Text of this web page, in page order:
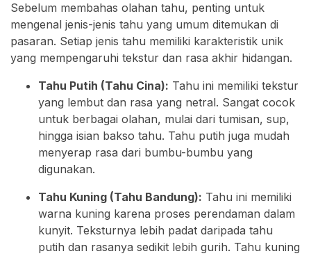
Sebelum membahas olahan tahu, penting untuk
mengenal jenis-jenis tahu yang umum ditemukan di
pasaran. Setiap jenis tahu memiliki karakteristik unik
yang mempengaruhi tekstur dan rasa akhir hidangan.
Tahu Putih (Tahu Cina): Tahu ini memiliki tekstur
yang lembut dan rasa yang netral. Sangat cocok
untuk berbagai olahan, mulai dari tumisan, sup,
hingga isian bakso tahu. Tahu putih juga mudah
menyerap rasa dari bumbu-bumbu yang
digunakan.
Tahu Kuning (Tahu Bandung): Tahu ini memiliki
warna kuning karena proses perendaman dalam
kunyit. Teksturnya lebih padat daripada tahu
putih dan rasanya sedikit lebih gurih. Tahu kuning